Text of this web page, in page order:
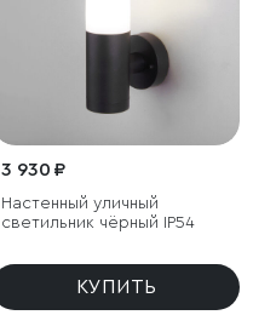
3 930 ₽
Настенный уличный
светильник чёрный IP54
КУПИТЬ